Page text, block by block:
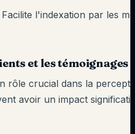
Facilite l'indexation par les
et les témoignages
rôle crucial dans la
avoir un impact